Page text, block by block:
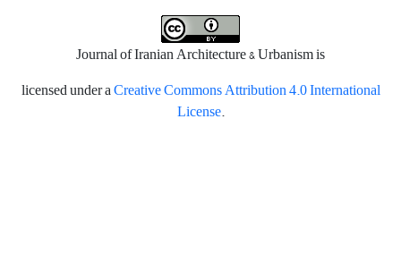
Journal of Iranian Architecture & Urbanism is
licensed under aCreative Commons Attribution 4.0 International
License.